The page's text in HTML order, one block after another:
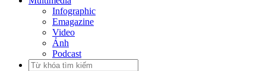
Infographic
Emagazine
Video
Ảnh
Podcast